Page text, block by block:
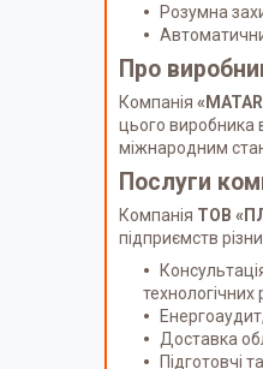
Розумна
Про
Компанія
цього виробника
міжнародним
Послуги
Компанія ТОВ
підприємств
технологічних
Доставка
Підготовчі